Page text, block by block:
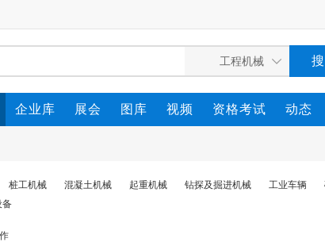
企业库 展会 图库 视频 资格考试 动态
桩工机械 混凝土机械 起重机械 钻探及掘进机械 工业车辆
备